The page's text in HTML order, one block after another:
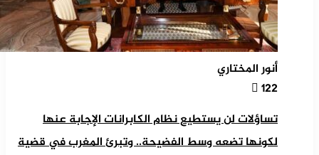
أنور المختاري
122
تساؤلات لن يستطيع نظام الكابرانات الإجابة عنها
لكونها تضعه وسط الفضيحة.. وتبرئ المغرب في قضية